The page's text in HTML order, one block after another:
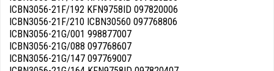
ICBN3056-21F/192 KFN9758ID 097820006
ICBN3056-21F/210 ICBN30560 097768806
ICBN3056-21G/001 998877007
ICBN3056-21G/088 097768607
ICBN3056-21G/147 097769007